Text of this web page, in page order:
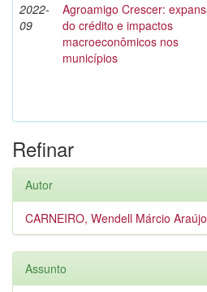
2022-
09
Agroamigo Crescer:
do crédito e impactos
macroeconômicos nos
municípios
Refinar
Autor
CARNEIRO, Wendell Márcio Araújo
Assunto